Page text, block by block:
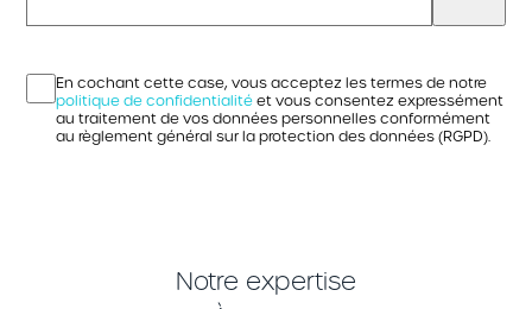
En cochant cette case, vous acceptez les termes de notre
politique de confidentialité et vous consentez expressément
au traitement de vos données personnelles conformément
au règlement général sur la protection des données (RGPD).
Notre expertise